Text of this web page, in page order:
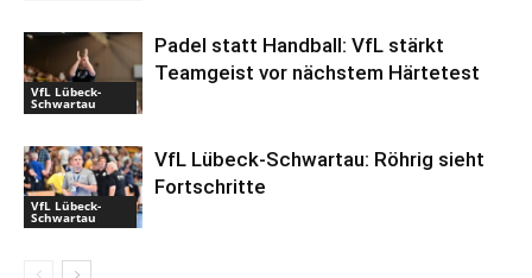
VfL Lübeck-
Schwartau
Padel statt Handball: VfL stärkt
Teamgeist vor nächstem Härtetest
VfL Lübeck-
Schwartau
VfL Lübeck-Schwartau: Röhrig sieht
Fortschritte